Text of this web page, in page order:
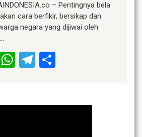
– Pentingnya bela
cara berfikir, bersikap dan
negara yang dijiwai oleh
WhatsApp
Telegram